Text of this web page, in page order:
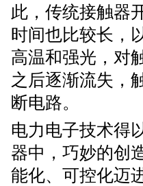
此，传统接触器
时间也比较长，
高温和强光，对
之后逐渐流失，
断电路。
电力电子技术得
器中，巧妙的创
能化、可控化迈